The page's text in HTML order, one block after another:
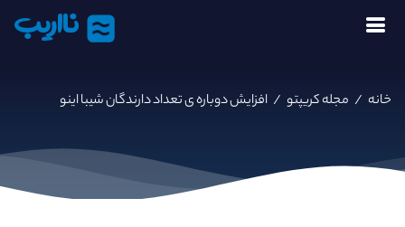
نااریب
خانه / مجله کریپتو / افزایش دوباره ی تعداد دارندگان شیبا اینو